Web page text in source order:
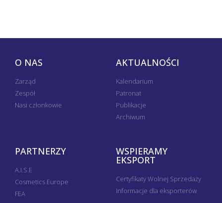
O NAS
Zarząd
Zespół
Nasi członkowie
AKTUALNOŚCI
Kalendarium
Patronat
Publikacje
Archiwum
PARTNERZY
A.I.S.E
Cosmetics Europe
FEA
WSPIERAMY
EKSPORT
Certyfikaty Wolnej Sprzedaży
Informacje dla eksporterów